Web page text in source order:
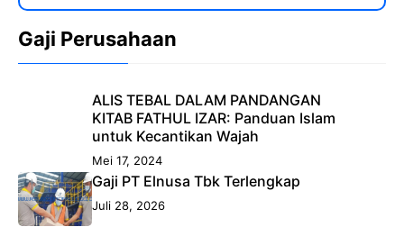
Gaji Perusahaan
ALIS TEBAL DALAM PANDANGAN
KITAB FATHUL IZAR: Panduan Islam
untuk Kecantikan Wajah
Mei 17, 2024
Gaji PT Elnusa Tbk Terlengkap
Juli 28, 2026